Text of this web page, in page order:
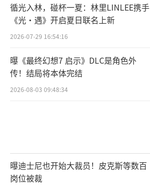
循光入林，碰杯一夏：林里LINLEE携手
《光·遇》开启夏日联名上新
2026-07-29 16:54:16
曝《最终幻想7 启示》DLC是角色外
传！结局将本体完结
2026-08-03 09:48:34
曝迪士尼也开始大裁员！皮克斯等数百
岗位被裁